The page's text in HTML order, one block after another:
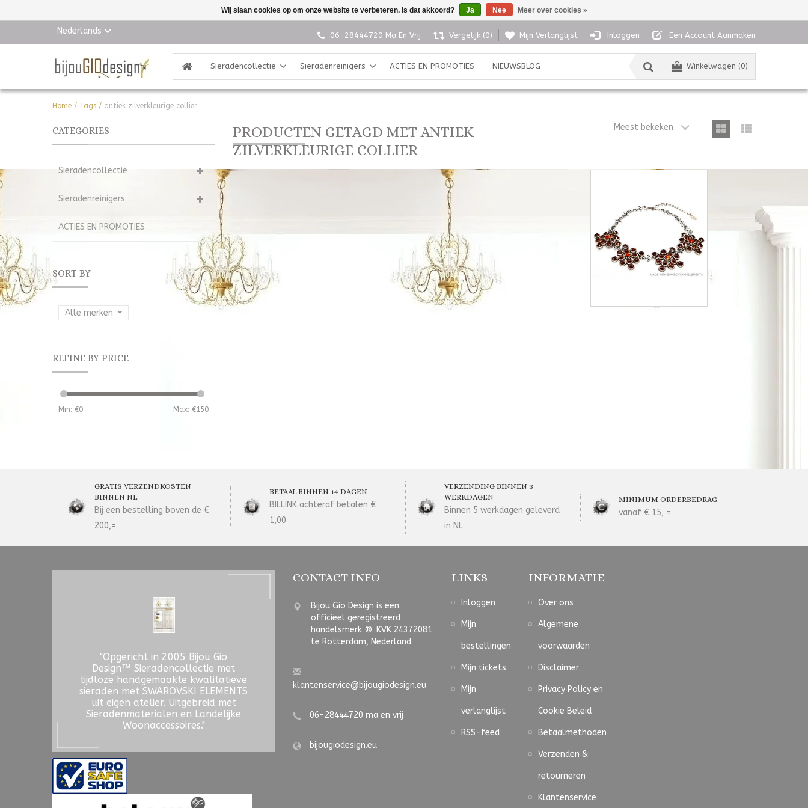
Nederlands 06-28444720 Ma En Vrij Vergelijk (0) Mijn Verlanglijst Inloggen Een Account Aanmaken
Winkelwagen (0)
Sieradencollectie Sieradenreinigers ACTIES EN PROMOTIES NIEUWSBLOG
Home / Tags / antiek zilverkleurige collier
CATEGORIES
Sieradencollectie
Sieradenreinigers
ACTIES EN PROMOTIES
SORT BY
Alle merken
REFINE BY PRICE
Min: €0 Max: €150
PRODUCTEN GETAGD MET ANTIEK
ZILVERKLEURIGE COLLIER
Meest bekeken
GRATIS VERZENDKOSTEN
BINNEN NL
Bij een bestelling boven de €
200,=
BETAAL BINNEN 14 DAGEN
BILLINK achteraf betalen €
1,00
VERZENDING BINNEN 3
WERKDAGEN
Binnen 5 werkdagen geleverd
in NL
MINIMUM ORDERBEDRAG
vanaf € 15, =
"Opgericht in 2005 Bijou Gio
Design™ Sieradencollectie met
tijdloze handgemaakte kwalitatieve
sieraden met SWAROVSKI ELEMENTS
uit eigen atelier. Uitgebreid met
Sieradenmaterialen en Landelijke
Woonaccessoires."
CONTACT INFO
Bijou Gio Design is een
officieel geregistreerd
handelsmerk ®. KVK 24372081
te Rotterdam, Nederland.
klantenservice@bijougiodesign.eu
06-28444720 ma en vrij
bijougiodesign.eu
LINKS
Inloggen
Mijn
bestellingen
Mijn tickets
Mijn
verlanglijst
RSS-feed
INFORMATIE
Over ons
Algemene
voorwaarden
Disclaimer
Privacy Policy en
Cookie Beleid
Betaalmethoden
Verzenden &
retourneren
Klantenservice
Wij slaan cookies op om onze website te verbeteren. Is dat akkoord? Ja Nee Meer over cookies »